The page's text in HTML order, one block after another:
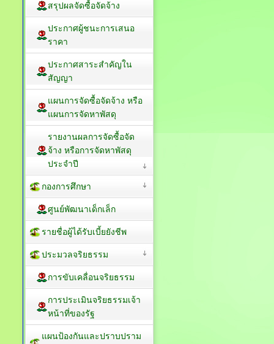
สรุปผลจัดซื้อจัดจ้าง
ประกาศผู้ชนะการเสนอ
ราคา
ประกาศสาระสำคัญใน
สัญญา
แผนการจัดซื้อจัดจ้าง หรือ
แผนการจัดหาพัสดุ
รายงานผลการจัดซื้อจัด
จ้าง หรือการจัดหาพัสดุ
ประจำปี
กองการศึกษา
ศูนย์พัฒนาเด็กเล็ก
รายชื่อผู้ได้รับเบี้ยยังชีพ
ประมวลจริยธรรม
การขับเคลื่อนจริยธรรม
การประเมินจริยธรรมเจ้า
หน้าที่ของรัฐ
แผนป้องกันและปราบปราม